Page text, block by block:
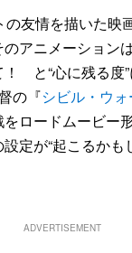
友情を描いた映
アニメーション
と“心に残る度”
の『シビル・ウ
ロードムービー
定が“起こるか
ADVERTISEMENT